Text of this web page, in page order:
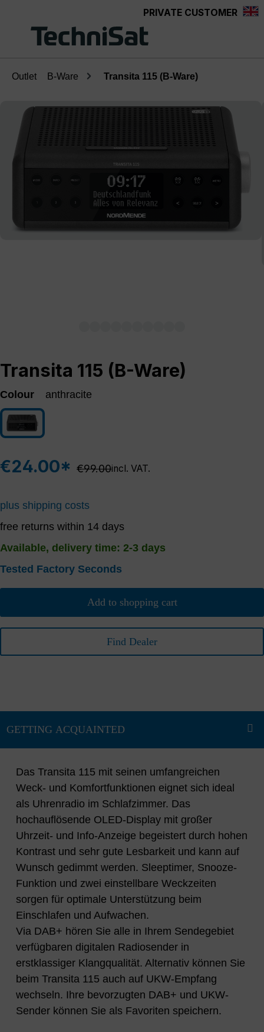
PRIVATE CUSTOMER
Outlet B-Ware Transita 115 (B-Ware)
Skip image gallery
Transita 115 (B-Ware)
Colour anthracite
anthracite
€24.00* Regular price:
€99.00incl. VAT.
plus shipping costs
free returns within 14 days
Available, delivery time: 2-3 days
Tested Factory Seconds
Add to shopping cart
Find Dealer
Das Transita 115 mit seinen umfangreichen
Weck- und Komfortfunktionen eignet sich ideal
als Uhrenradio im Schlafzimmer. Das
hochauflösende OLED-Display mit großer
Uhrzeit- und Info-Anzeige begeistert durch hohen
Kontrast und sehr gute Lesbarkeit und kann auf
Wunsch gedimmt werden. Sleeptimer, Snooze-
Funktion und zwei einstellbare Weckzeiten
sorgen für optimale Unterstützung beim
Einschlafen und Aufwachen.
Via DAB+ hören Sie alle in Ihrem Sendegebiet
verfügbaren digitalen Radiosender in
erstklassiger Klangqualität. Alternativ können Sie
beim Transita 115 auch auf UKW-Empfang
wechseln. Ihre bevorzugten DAB+ und UKW-
Sender können Sie als Favoriten speichern.